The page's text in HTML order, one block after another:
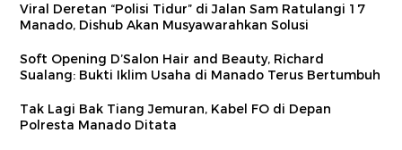
Viral Deretan “Polisi Tidur” di Jalan Sam Ratulangi 17
Manado, Dishub Akan Musyawarahkan Solusi
Soft Opening D’Salon Hair and Beauty, Richard
Sualang: Bukti Iklim Usaha di Manado Terus Bertumbuh
Tak Lagi Bak Tiang Jemuran, Kabel FO di Depan
Polresta Manado Ditata